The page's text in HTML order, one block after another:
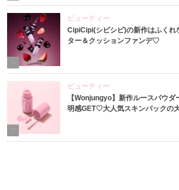
4
ビューティー
CipiCipi(シピシピ)の新作はふくれ
ター＆クッションファンデ♡
ビューティー
【Wonjungyo】新作ルースパウ
明感GET♡大人気スキンパックの